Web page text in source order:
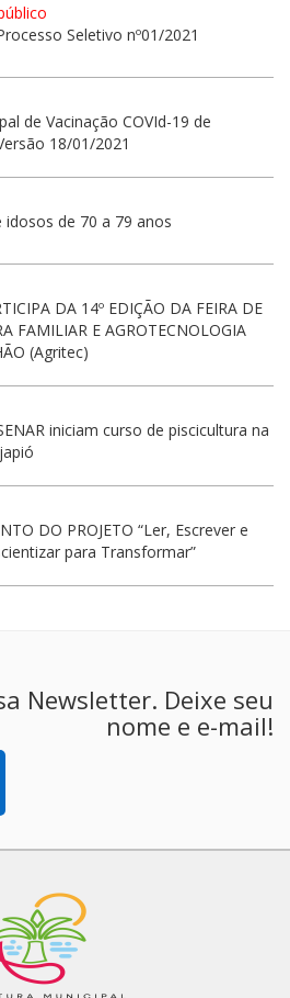
Seletivo nº01/2021
de Vacinação COVId-19 de
18/01/2021
idosos de 70 a 79 anos
DA 14º EDIÇÃO DA FEIRA DE
FAMILIAR E AGROTECNOLOGIA
(Agritec)
iniciam curso de piscicultura na
DO PROJETO “Ler, Escrever e
para Transformar”
Newsletter. Deixe seu
nome e e-mail!